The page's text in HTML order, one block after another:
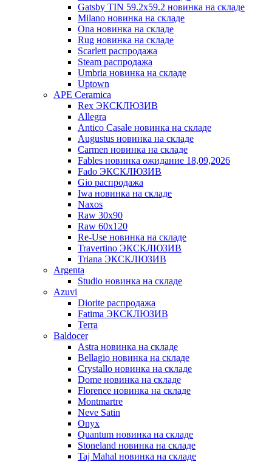
Gatsby TIN 59.2x59.2 новинка на складе
Milano новинка на складе
Ona новинка на складе
Rug новинка на складе
Scarlett распродажа
Steam распродажа
Umbria новинка на складе
Uptown
APE Ceramica
Rex ЭКСКЛЮЗИВ
Allegra
Antico Casale новинка на складе
Augustus новинка на складе
Carmen новинка на складе
Fables новинка ожидание 18,09,2026
Fado ЭКСКЛЮЗИВ
Gio распродажа
Iwa новинка на складе
Naxos
Raw 30x90
Raw 60х120
Re-Use новинка на складе
Travertino ЭКСКЛЮЗИВ
Triana ЭКСКЛЮЗИВ
Argenta
Studio новинка на складе
Azuvi
Diorite распродажа
Fatima ЭКСКЛЮЗИВ
Terra
Baldoсer
Astra новинка на складе
Bellagio новинка на складе
Crystallo новинка на складе
Dome новинка на складе
Florence новинка на складе
Montmartre
Neve Satin
Onyx
Quantum новинка на складе
Stoneland новинка на складе
Taj Mahal новинка на складе